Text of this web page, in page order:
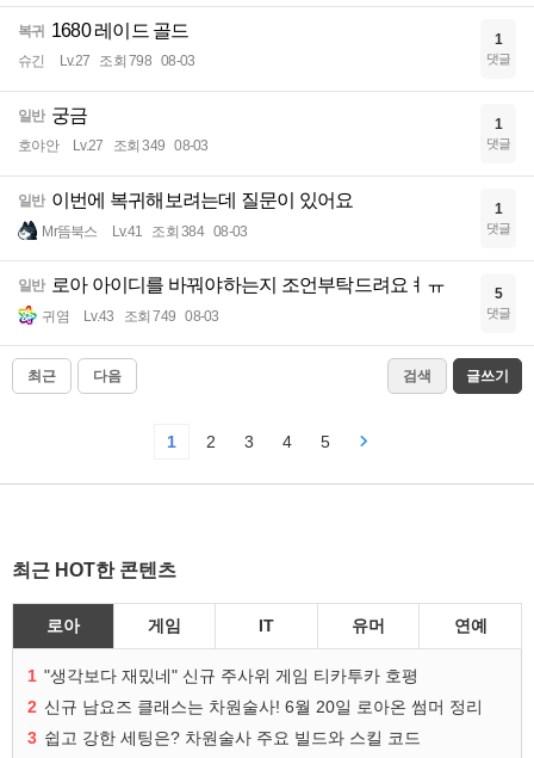
복귀 1680 레이드 골드
슈긴 Lv.27 조회 798 08-03
1
댓글
일반 궁금
호야안 Lv.27 조회 349 08-03
1
댓글
일반 이번에 복귀해보려는데 질문이 있어요
Mr뜸북스 Lv.41 조회 384 08-03
1
댓글
일반 로아 아이디를 바꿔야하는지 조언부탁드려요ㅕㅠ
귀염 Lv.43 조회 749 08-03
5
댓글
최근 다음 검색 글쓰기
1 2 3 4 5
최근 HOT한 콘텐츠
로아 게임 IT 유머 연예
1 "생각보다 재밌네" 신규 주사위 게임 티카투카 호평
2 신규 남요즈 클래스는 차원술사! 6월 20일 로아온 썸머 정리
3 쉽고 강한 세팅은? 차원술사 주요 빌드와 스킬 코드